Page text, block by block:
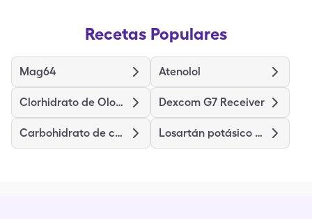
Recetas Populares
Mag64 Atenolol
Clorhidrato de Olopatadina Dexcom G7 Receiver
Carbohidrato de calcio-colecalciferol Losartán potásico hidroclorotiazida